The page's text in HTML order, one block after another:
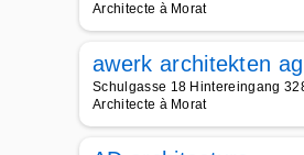
Architecte à Morat
awerk architekten ag
Schulgasse 18 Hintereingang
Architecte à Morat